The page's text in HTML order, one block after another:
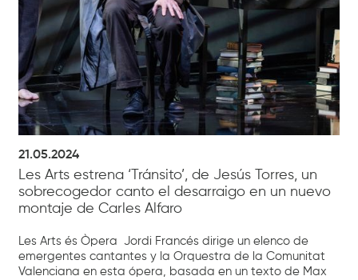
21.05.2024
Les Arts estrena ‘Tránsito’, de Jesús Torres, un
sobrecogedor canto el desarraigo en un nuevo
montaje de Carles Alfaro
Les Arts és Òpera Jordi Francés dirige un elenco de
emergentes cantantes y la Orquestra de la Comunitat
Valenciana en esta ópera, basada en un texto de Max